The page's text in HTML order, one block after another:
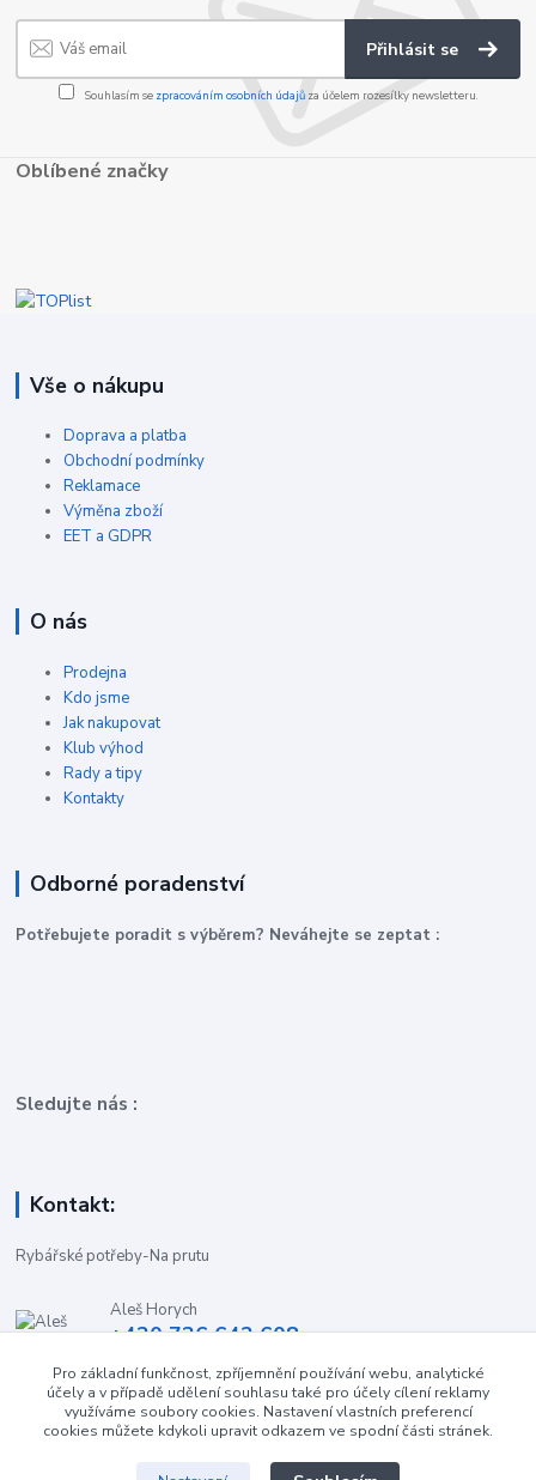
Přihlásit se
Souhlasím se zpracováním osobních údajůza účelem rozesílky newsletteru.
Oblíbené značky
Vše o nákupu
Doprava a platba
Obchodní podmínky
Reklamace
Výměna zboží
EET a GDPR
O nás
Prodejna
Kdo jsme
Jak nakupovat
Klub výhod
Rady a tipy
Kontakty
Odborné poradenství
Potřebujete poradit s výběrem? Neváhejte se zeptat :
Sledujte nás :
Kontakt:
Rybářské potřeby-Na prutu
Aleš Horych
+420 736 642 608
obchod-naprutu@seznam.cz
Pro základní funkčnost, zpříjemnění používání webu, analytické
účely a v případě udělení souhlasu také pro účely cílení reklamy
využíváme soubory cookies. Nastavení vlastních preferencí
cookies můžete kdykoli upravit odkazem ve spodní části stránek.